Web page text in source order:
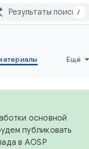
/
Ещё
основной
публиковать
в AOSP